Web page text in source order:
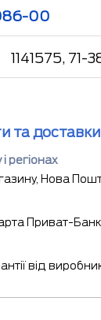
00
1141575,
та доставки
регіонах
Нова
Приват-
від